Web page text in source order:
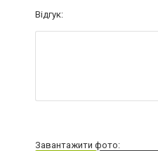
Відгук:
Завантажити фото: